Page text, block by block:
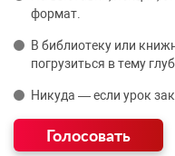
формат.
В библиотеку или
погрузиться в тему
Никуда — если урок